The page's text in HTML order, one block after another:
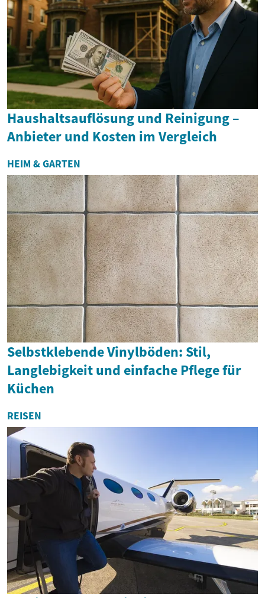
Haushaltsauflösung und Reinigung –
Anbieter und Kosten im Vergleich
HEIM & GARTEN
Selbstklebende Vinylböden: Stil,
Langlebigkeit und einfache Pflege für
Küchen
REISEN